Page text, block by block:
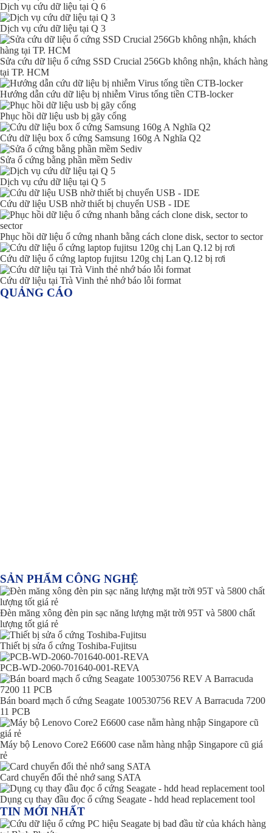
Dịch vụ cứu dữ liệu tại Q 6
Dịch vụ cứu dữ liệu tại Q 3
Sửa cứu dữ liệu ổ cứng SSD Crucial 256Gb không nhận, khách hàng
tại TP. HCM
Hướng dẫn cứu dữ liệu bị nhiễm Virus tống tiền CTB-locker
Phục hồi dữ liệu usb bị gãy cổng
Cứu dữ liệu box ổ cứng Samsung 160g A Nghĩa Q2
Sửa ổ cứng bằng phần mềm Sediv
Dịch vụ cứu dữ liệu tại Q 5
Cứu dữ liệu USB nhờ thiết bị chuyển USB - IDE
Phục hồi dữ liệu ổ cứng nhanh bằng cách clone disk, sector to sector
Cứu dữ liệu ổ cứng laptop fujitsu 120g chị Lan Q.12 bị rơi
Cứu dữ liệu tại Trà Vinh thẻ nhớ báo lỗi format
QUẢNG CÁO
SẢN PHẨM CÔNG NGHỆ
Đèn măng xông đèn pin sạc năng lượng mặt trời 95T và 5800 chất
lượng tốt giá rẻ
Thiết bị sửa ổ cứng Toshiba-Fujitsu
PCB-WD-2060-701640-001-REVA
Bán board mạch ổ cứng Seagate 100530756 REV A Barracuda 7200
11 PCB
Máy bộ Lenovo Core2 E6600 case nằm hàng nhập Singapore cũ giá
rẻ
Card chuyển đổi thẻ nhớ sang SATA
Dụng cụ thay đầu đọc ổ cứng Seagate - hdd head replacement tool
TIN MỚI NHẤT